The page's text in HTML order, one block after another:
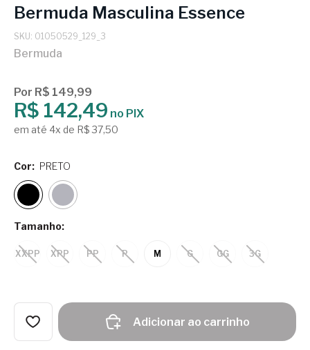
Bermuda Masculina Essence
SKU: 01050529_129_3
Bermuda
Por R$ 149,99
R$ 142,49 no PIX
em até 4x de R$ 37,50
Tamanho:
XXPP XPP PP P M G GG 3G
Cor: PRETO
Adicionar ao carrinho